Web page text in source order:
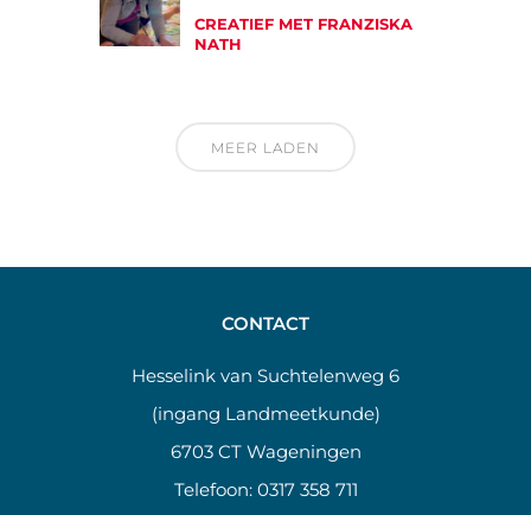
CREATIEF MET FRANZISKA
NATH
MEER LADEN
CONTACT
Hesselink van Suchtelenweg 6
(ingang Landmeetkunde)
6703 CT Wageningen
Telefoon: 0317 358 711